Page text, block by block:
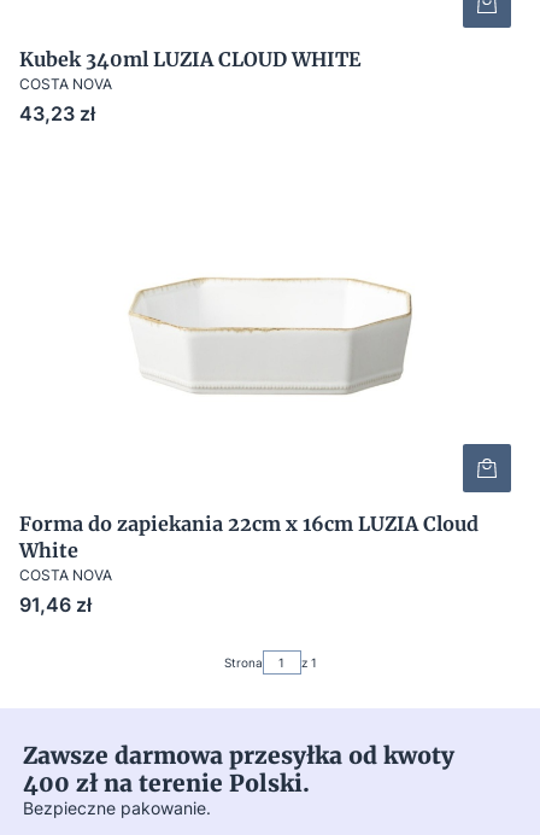
Kubek 340ml LUZIA CLOUD WHITE
COSTA NOVA
Cena
43,23 zł
Forma do zapiekania 22cm x 16cm LUZIA Cloud
White
COSTA NOVA
Cena
91,46 zł
Strona z 1
Zawsze darmowa przesyłka od kwoty
400 zł na terenie Polski.
Bezpieczne pakowanie.